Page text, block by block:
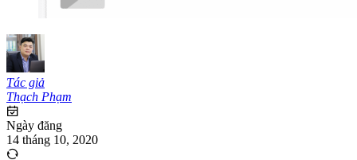
Tác giả
Thạch Phạm
Ngày đăng
14 tháng 10, 2020